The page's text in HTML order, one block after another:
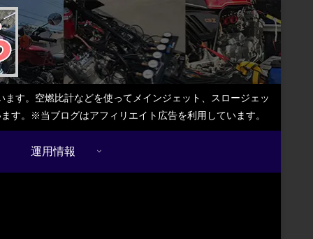
す。空燃比計などを使ってメインジェット、スロージェッ
す。※当ブログはアフィリエイト広告を利用しています。
運用情報